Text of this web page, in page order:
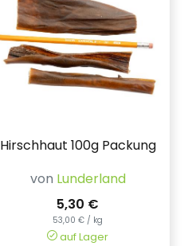
Hirschhaut 100g Packung
von Lunderland
5,30 €
53,00 € / kg
auf Lager